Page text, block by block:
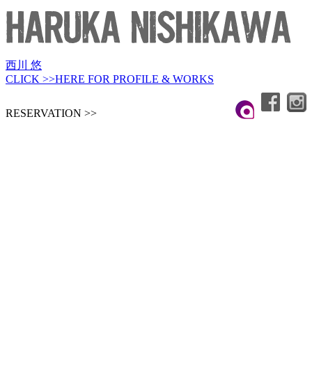
西川 悠
CLICK >>HERE FOR PROFILE & WORKS
RESERVATION >>